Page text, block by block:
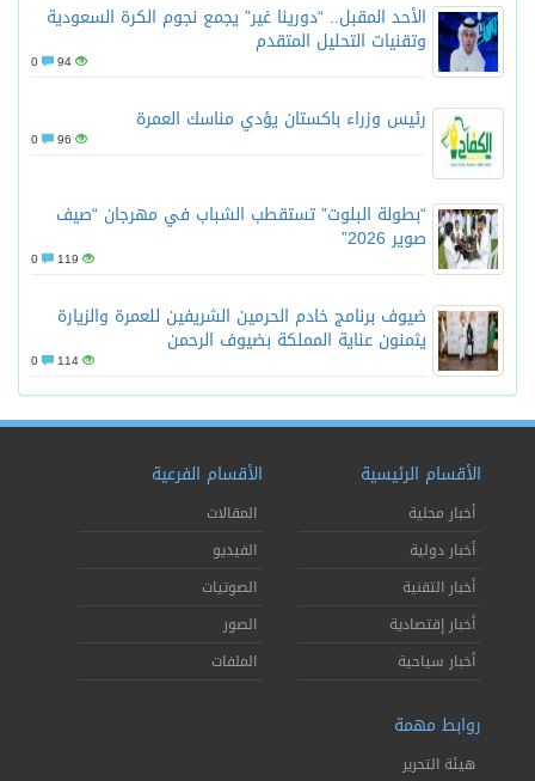
الأحد المقبل.. “دورينا غير” يجمع نجوم الكرة السعودية
وتقنيات التحليل المتقدم
94
رئيس وزراء باكستان يؤدي مناسك العمرة
96
“بطولة البلوت” تستقطب الشباب في مهرجان “صيف
صوير 2026”
119
ضيوف برنامج خادم الحرمين الشريفين للعمرة والزيارة
يثمنون عناية المملكة بضيوف الرحمن
114
الأقسام الرئيسية
أخبار محلية
أخبار دولية
أخبار التقنية
أخبار إقتصادية
أخبار سياحية
الأقسام الفرعية
المقالات
الفيديو
الصوتيات
الصور
الملفات
روابط مهمة
هيئة التحرير